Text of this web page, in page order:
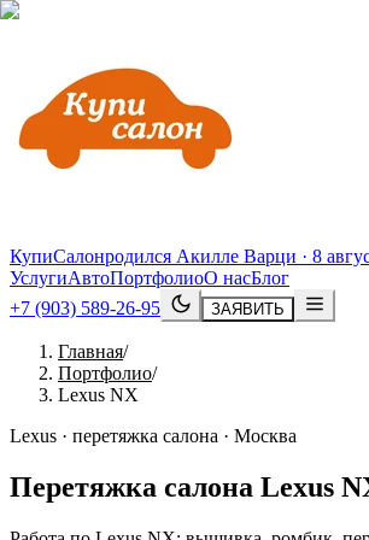
КупиСалонродился Акилле Варци · 8
УслугиАвтоПортфолиоО насБлог
+7 (903) 589-26-95
ЗАЯВИТЬ
Главная/
Портфолио/
Lexus NX
Lexus · перетяжка салона · Москва
Перетяжка салона Lexus